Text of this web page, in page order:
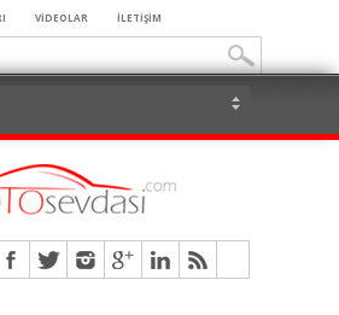
VİDEOLAR İLETİŞİM